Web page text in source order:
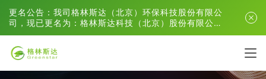
更名公告：我司格林斯达（北京）环保科技股份有限公
司，现已更名为：格林斯达科技（北京）股份有限公
司。